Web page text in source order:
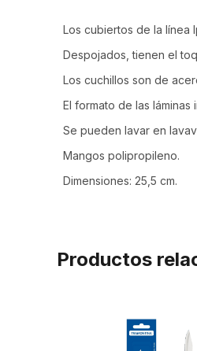
Los cubiertos de la línea
Despojados, tienen el
Los cuchillos son de
El formato de las
Se pueden lavar en
Mangos polipropileno.
Dimensiones: 25,5 cm.
Productos